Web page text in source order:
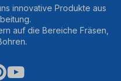
innovative Produkte aus
auf die Bereiche Fräsen,